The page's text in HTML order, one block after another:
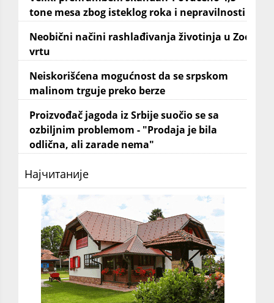
tone mesa zbog isteklog roka i nepravilnosti
Neobični načini rashlađivanja životinja u Zoo
vrtu
Neiskorišćena mogućnost da se srpskom
malinom trguje preko berze
Proizvođač jagoda iz Srbije suočio se sa
ozbiljnim problemom - "Prodaja je bila
odlična, ali zarade nema"
Најчитаније